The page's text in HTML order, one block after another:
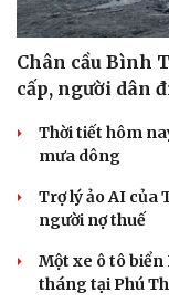
Chân cầu Bình
cấp, người dân
Thời tiết hôm
mưa dông
Trợ lý ảo AI của
người nợ thuế
Một xe ô tô biển
tháng tại Phú